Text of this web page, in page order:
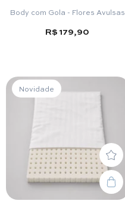
Body com Gola - Flores Avulsas
R$ 179,90
Novidade